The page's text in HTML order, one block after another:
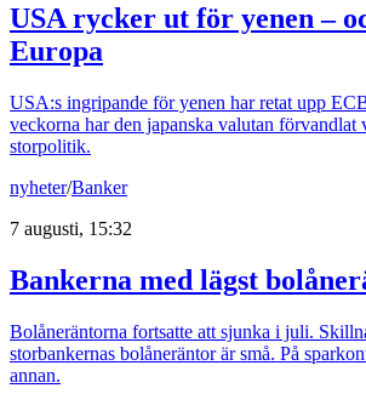
USA rycker ut för yenen –
Europa
USA:s ingripande för yenen har retat upp
veckorna har den japanska valutan förvandlat
storpolitik.
nyheter/Banker
7 augusti, 15:32
Bankerna med lägst
Bolåneräntorna fortsatte att sjunka i juli.
storbankernas bolåneräntor är små. På
annan.